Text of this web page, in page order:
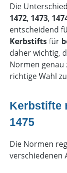
Die
1472, 1473,
entscheidend
Kerbstiftsfür
daher wichtig,
Normen genau
richtige Wahl
Kerbstifte
1475
Die Normen
verschiedenen